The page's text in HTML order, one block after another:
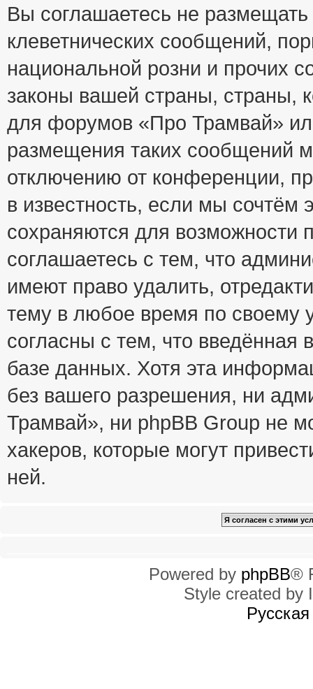
Вы соглашаетесь не
клеветнических сообщений,
национальной розни и прочих
законы вашей страны, страны,
для форумов «Про Трамвай»
размещения таких сообщений
отключению от конференции,
в известность, если мы
сохраняются для возможности
соглашаетесь с тем, что
имеют право удалить,
тему в любое время по своему
согласны с тем, что
базе данных. Хотя эта
без вашего разрешения, ни
Трамвай», ни phpBB Group не
хакеров, которые могут
ней.
Powered by phpBB®
Style created by